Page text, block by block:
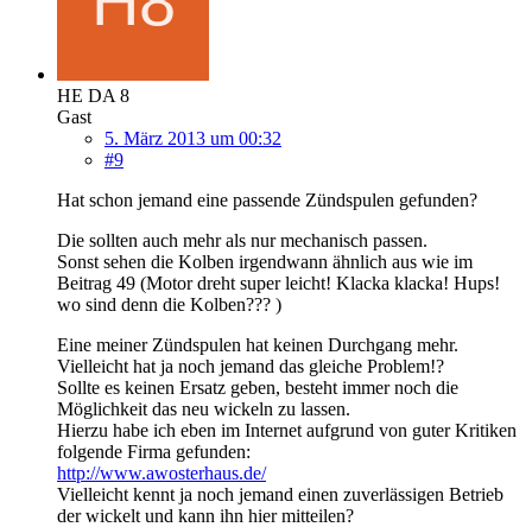
HE DA 8
Gast
5. März 2013 um 00:32
#9
Hat schon jemand eine passende Zündspulen gefunden?
Die sollten auch mehr als nur mechanisch passen.
Sonst sehen die Kolben irgendwann ähnlich aus wie im
Beitrag 49 (Motor dreht super leicht! Klacka klacka! Hups!
wo sind denn die Kolben??? )
Eine meiner Zündspulen hat keinen Durchgang mehr.
Vielleicht hat ja noch jemand das gleiche Problem!?
Sollte es keinen Ersatz geben, besteht immer noch die
Möglichkeit das neu wickeln zu lassen.
Hierzu habe ich eben im Internet aufgrund von guter Kritiken
folgende Firma gefunden:
http://www.awosterhaus.de/
Vielleicht kennt ja noch jemand einen zuverlässigen Betrieb
der wickelt und kann ihn hier mitteilen?